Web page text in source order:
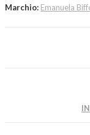
Marchio: Emanuela